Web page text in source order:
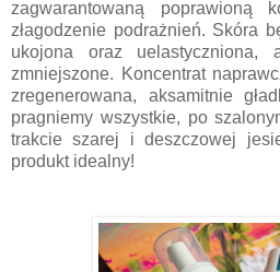
zagwarantowaną poprawioną
złagodzenie podrażnień. Skóra
ukojona oraz uelastyczniona,
zmniejszone. Koncentrat
zregenerowana, aksamitnie
pragniemy wszystkie, po
trakcie szarej i deszczowej
produkt idealny!